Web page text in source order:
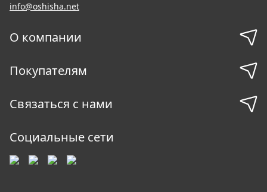
info@oshisha.net
О компании
Покупателям
Связаться с нами
Социальные сети